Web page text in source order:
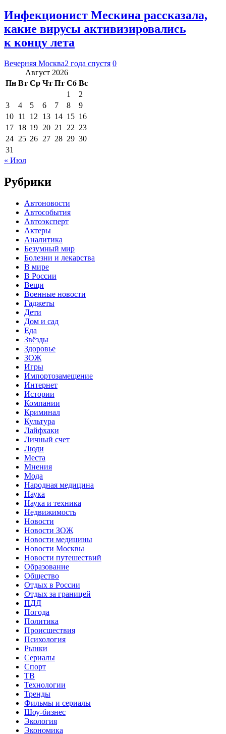
Инфекционист Мескина рассказала,
какие вирусы активизировались
к концу лета
Вечерняя Москва2 года спустя 0
Август 2026
Пн Вт Ср Чт Пт Сб Вс
1
2
3
4 5 6 7 8
9
10 11 12 13 14 15 16
17 18 19 20 21 22 23
24 25 26 27 28 29 30
31
« Июл
Рубрики
Автоновости
Автособытия
Автоэксперт
Актеры
Аналитика
Безумный мир
Болезни и лекарства
В мире
В России
Вещи
Военные новости
Гаджеты
Дети
Дом и сад
Еда
Звёзды
Здоровье
ЗОЖ
Игры
Импортозамещение
Интернет
Истории
Компании
Криминал
Культура
Лайфхаки
Личный счет
Люди
Места
Мнения
Мода
Народная медицина
Наука
Наука и техника
Недвижимость
Новости
Новости ЗОЖ
Новости медицины
Новости Москвы
Новости путешествий
Образование
Общество
Отдых в России
Отдых за границей
ПДД
Погода
Политика
Происшествия
Психология
Рынки
Сериалы
Спорт
ТВ
Технологии
Тренды
Фильмы и сериалы
Шоу-бизнес
Экология
Экономика